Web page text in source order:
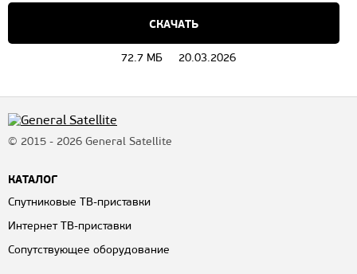
СКАЧАТЬ
72.7 МБ 20.03.2026
© 2015 - 2026 General Satellite
КАТАЛОГ
Спутниковые ТВ-приставки
Интернет ТВ-приставки
Сопутствующее оборудование